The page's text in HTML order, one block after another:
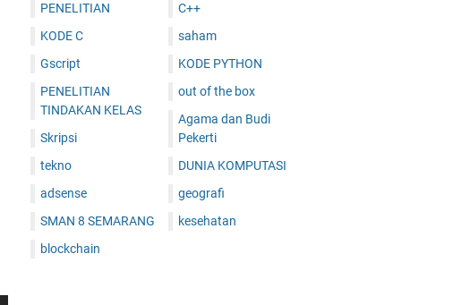
PENELITIAN
KODE C
Gscript
PENELITIAN
TINDAKAN KELAS
Skripsi
tekno
adsense
SMAN 8 SEMARANG
blockchain
C++
saham
KODE PYTHON
out of the box
Agama dan Budi
Pekerti
DUNIA KOMPUTASI
geografi
kesehatan